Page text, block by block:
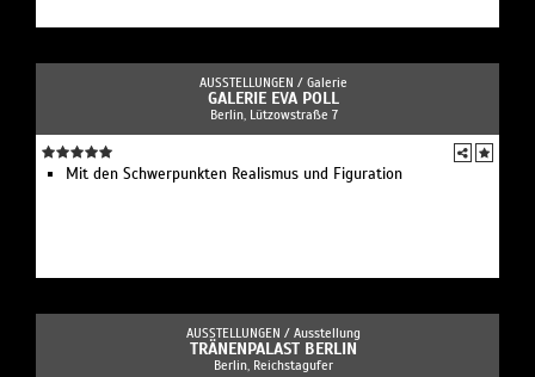
AUSSTELLUNGEN / Galerie
GALERIE EVA POLL
Berlin, Lützowstraße 7
Mit den Schwerpunkten Realismus und Figuration
AUSSTELLUNGEN / Ausstellung
TRÄNENPALAST BERLIN
Berlin, Reichstagufer